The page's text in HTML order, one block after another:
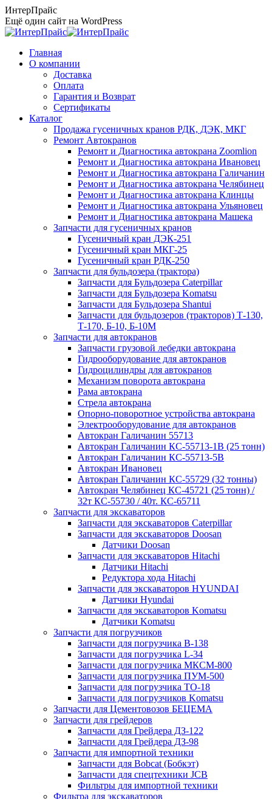
Перейти
к
содержанию
ИнтерПрайс
Ещё один сайт на WordPress
Главная
О компании
Доставка
Оплата
Гарантия и Возврат
Сертификаты
Каталог
Продажа гусеничных кранов РДК, ДЭК, МКГ
Ремонт Автокранов
Ремонт и Диагностика автокрана Zoomlion
Ремонт и Диагностика автокрана Ивановец
Ремонт и Диагностика автокрана Галичанин
Ремонт и Диагностика автокрана Челябинец
Ремонт и Диагностика автокрана Клинцы
Ремонт и Диагностика автокрана Ульяновец
Ремонт и Диагностика автокрана Машека
Запчасти для гусеничных кранов
Гусеничный кран ДЭК-251
Гусеничный кран МКГ-25
Гусеничный кран РДК-250
Запчасти для бульдозера (трактора)
Запчасти для Бульдозера Caterpillar
Запчасти для Бульдозера Komatsu
Запчасти для Бульдозера Shantui
Запчасти для бульдозеров (тракторов) Т-130,
Т-170, Б-10, Б-10М
Запчасти для автокранов
Запчасти грузовой лебедки автокрана
Гидрооборудование для автокранов
Гидроцилиндры для автокранов
Механизм поворота автокрана
Рама автокрана
Стрела автокрана
Опорно-поворотное устройства автокрана
Электрооборудование для автокранов
Автокран Галичанин 55713
Автокран Галичанин КС-55713-1В (25 тонн)
Автокран Галичанин КС-55713-5В
Автокран Ивановец
Автокран Галичанин КС-55729 (32 тонны)
Автокран Челябинец КС-45721 (25 тонн) /
32т КС-55730 / 40т. КС-65711
Запчасти для экскаваторов
Запчасти для экскаваторов Caterpillar
Запчасти для экскаваторов Doosan
Датчики Doosan
Запчасти для экскаваторов Hitachi
Датчики Hitachi
Редуктора хода Hitachi
Запчасти для экскаваторов HYUNDAI
Датчики Hyundai
Запчасти для экскаваторов Komatsu
Датчики Komatsu
Запчасти для погрузчиков
Запчасти для погрузчика B-138
Запчасти для погрузчика L-34
Запчасти для погрузчика МКСМ-800
Запчасти для погрузчика ПУМ-500
Запчасти для погрузчика ТО-18
Запчасти для погрузчиков Komatsu
Запчасти для Цементовозов БЕЦЕМА
Запчасти для грейдеров
Запчасти для Грейдера ДЗ-122
Запчасти для Грейдера ДЗ-98
Запчасти для импортной техники
Запчасти для Bobcat (Бобкэт)
Запчасти для спецтехники JCB
Фильтры для импортной техники
Фильтра для экскаваторов